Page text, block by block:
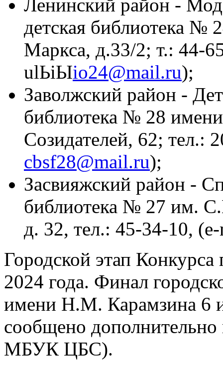
Ленинский район -
детская библиотека
Маркса, д.33/2; т.: 44-
ulЬiЫio24@mail.ru);
Заволжский район -
библиотека № 28
Созидателей, 62; тел.:
cbsf28@mail.ru);
Засвияжский район -
библиотека № 27 им.
д. 32, тел.: 45-34-10,
Городской этап
2024 года. Финал
имени Н.М. Карамзина 6
сообщено дополнительно
МБУК ЦБС).